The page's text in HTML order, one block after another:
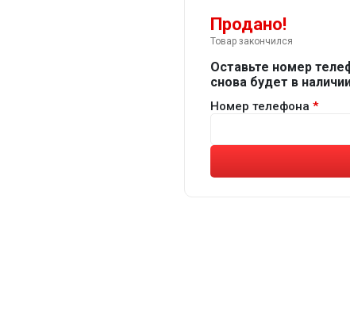
Продано!
Товар закончился
Оставьте номер
снова будет в
Номер телефона